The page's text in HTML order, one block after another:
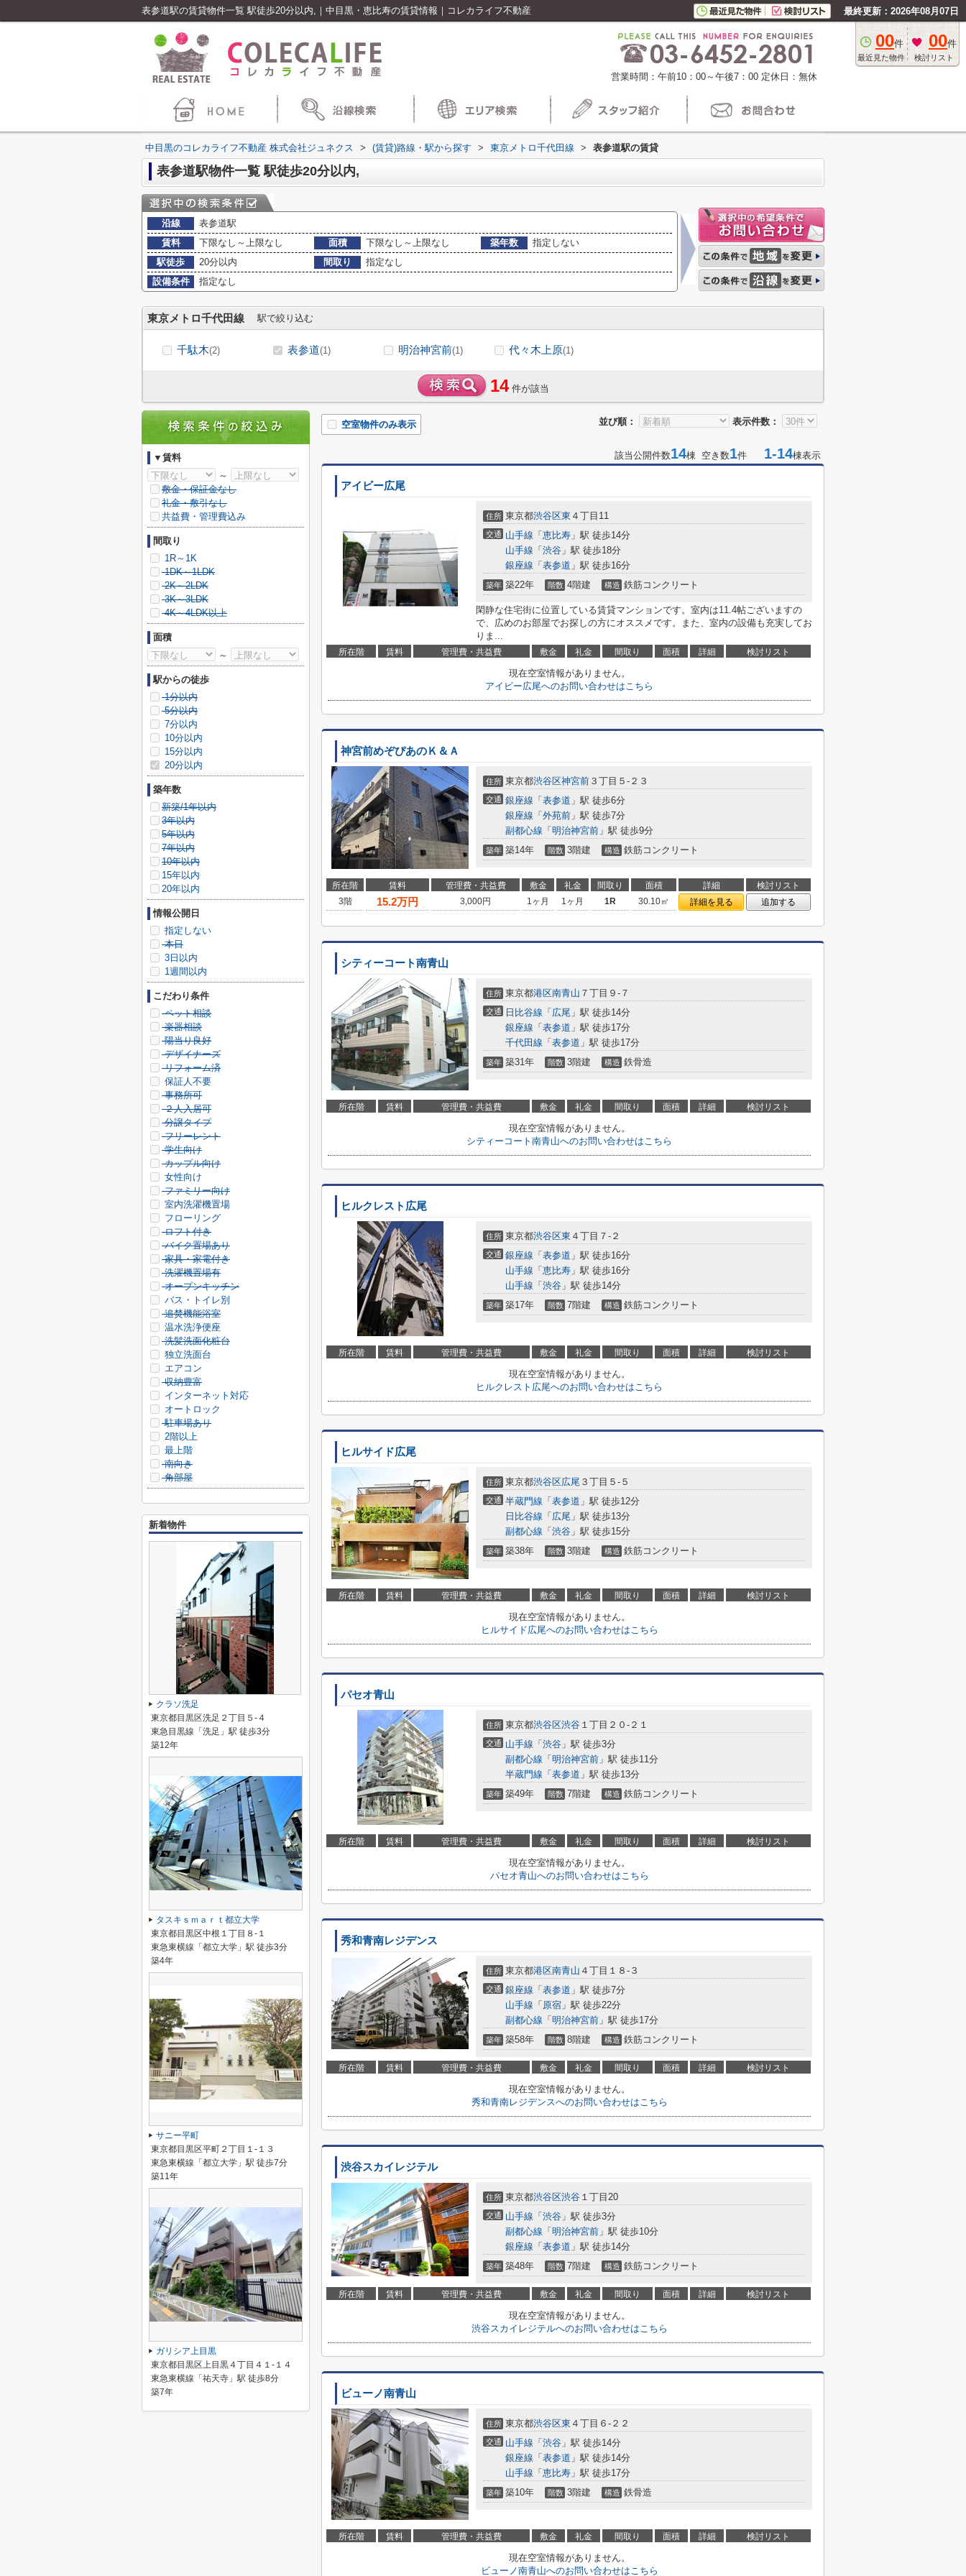
表参道駅の賃貸物件一覧 駅徒歩20分以内,｜中目黒・恵比寿の賃貸情報｜コレカライフ不動産 最終更新：2026年08月07日
00件
最近見た物件
00件
検討リスト
営業時間：午前10：00～午後7：00 定休日：無休
中目黒のコレカライフ不動産 株式会社ジュネクス > (賃貸)路線・駅から探す > 東京メトロ千代田線 > 表参道駅の賃貸
表参道駅物件一覧 駅徒歩20分以内,
沿線
表参道駅
賃料
下限なし～上限なし 面積 下限なし～上限なし 築年数
指定しない
駅徒歩
20分以内 間取り
指定なし
設備条件
指定なし
東京メトロ千代田線 駅で絞り込む
千駄木(2) 表参道(1) 明治神宮前(1) 代々木上原(1)
14 件が該当
並び順： 表示件数：
空室物件のみ表示
該当公開件数14棟 空き数1件 1-14棟表示
アイビー広尾
住所 東京都渋谷区東 ４丁目11
交通 山手線 「 恵比寿 」駅 徒歩14分
山手線 「 渋谷 」駅 徒歩18分
銀座線 「 表参道 」駅 徒歩16分
築年 築22年 階数 4階建 構造 鉄筋コンクリート
閑静な住宅街に位置している賃貸マンションです。室内は11.4帖ございますの
で、広めのお部屋でお探しの方にオススメです。また、室内の設備も充実してお
りま...
所在階 賃料 管理費・共益費 敷金 礼金 間取り 面積 詳細 検討リスト
現在空室情報がありません。
アイビー広尾へのお問い合わせはこちら
神宮前めぞぴあのＫ＆Ａ
住所 東京都渋谷区神宮前 ３丁目５-２３
交通 銀座線 「 表参道 」駅 徒歩6分
銀座線 「 外苑前 」駅 徒歩7分
副都心線 「 明治神宮前 」駅 徒歩9分
築年 築14年 階数 3階建 構造 鉄筋コンクリート
所在階 賃料 管理費・共益費 敷金 礼金 間取り 面積 詳細
検討リスト
3階
15.2万円 3,000円 1ヶ月 1ヶ月 1R 30.10㎡ 詳細を見る 追加する
シティーコート南青山
住所 東京都港区南青山 ７丁目９-７
交通 日比谷線 「 広尾 」駅 徒歩14分
銀座線 「 表参道 」駅 徒歩17分
千代田線 「 表参道 」駅 徒歩17分
築年 築31年 階数 3階建 構造 鉄骨造
所在階 賃料 管理費・共益費 敷金 礼金 間取り 面積 詳細 検討リスト
現在空室情報がありません。
シティーコート南青山へのお問い合わせはこちら
ヒルクレスト広尾
住所 東京都渋谷区東 ４丁目７-２
交通 銀座線 「 表参道 」駅 徒歩16分
山手線 「 恵比寿 」駅 徒歩16分
山手線 「 渋谷 」駅 徒歩14分
築年 築17年 階数 7階建 構造 鉄筋コンクリート
所在階 賃料 管理費・共益費 敷金 礼金 間取り 面積 詳細 検討リスト
現在空室情報がありません。
ヒルクレスト広尾へのお問い合わせはこちら
ヒルサイド広尾
住所 東京都渋谷区広尾 ３丁目５-５
交通 半蔵門線 「 表参道 」駅 徒歩12分
日比谷線 「 広尾 」駅 徒歩13分
副都心線 「 渋谷 」駅 徒歩15分
築年 築38年 階数 3階建 構造 鉄筋コンクリート
所在階 賃料 管理費・共益費 敷金 礼金 間取り 面積 詳細 検討リスト
現在空室情報がありません。
ヒルサイド広尾へのお問い合わせはこちら
パセオ青山
住所 東京都渋谷区渋谷 １丁目２０-２１
交通 山手線 「 渋谷 」駅 徒歩3分
副都心線 「 明治神宮前 」駅 徒歩11分
半蔵門線 「 表参道 」駅 徒歩13分
築年 築49年 階数 7階建 構造 鉄筋コンクリート
所在階 賃料 管理費・共益費 敷金 礼金 間取り 面積 詳細 検討リスト
現在空室情報がありません。
パセオ青山へのお問い合わせはこちら
秀和青南レジデンス
住所 東京都港区南青山 ４丁目１８-３
交通 銀座線 「 表参道 」駅 徒歩7分
山手線 「 原宿 」駅 徒歩22分
副都心線 「 明治神宮前 」駅 徒歩17分
築年 築58年 階数 8階建 構造 鉄筋コンクリート
所在階 賃料 管理費・共益費 敷金 礼金 間取り 面積 詳細 検討リスト
現在空室情報がありません。
秀和青南レジデンスへのお問い合わせはこちら
渋谷スカイレジテル
住所 東京都渋谷区渋谷 １丁目20
交通 山手線 「 渋谷 」駅 徒歩3分
副都心線 「 明治神宮前 」駅 徒歩10分
銀座線 「 表参道 」駅 徒歩14分
築年 築48年 階数 7階建 構造 鉄筋コンクリート
所在階 賃料 管理費・共益費 敷金 礼金 間取り 面積 詳細 検討リスト
現在空室情報がありません。
渋谷スカイレジテルへのお問い合わせはこちら
ビューノ南青山
住所 東京都渋谷区東 ４丁目６-２２
交通 山手線 「 渋谷 」駅 徒歩14分
銀座線 「 表参道 」駅 徒歩14分
山手線 「 恵比寿 」駅 徒歩17分
築年 築10年 階数 3階建 構造 鉄骨造
所在階 賃料 管理費・共益費 敷金 礼金 間取り 面積 詳細 検討リスト
現在空室情報がありません。
ビューノ南青山へのお問い合わせはこちら
▼賃料
～
敷金・保証金なし
礼金・敷引なし
共益費・管理費込み
間取り
1R～1K
1DK～1LDK
2K～2LDK
3K～3LDK
4K～4LDK以上
面積
～
駅からの徒歩
1分以内
5分以内
7分以内
10分以内
15分以内
20分以内
築年数
新築/1年以内
3年以内
5年以内
7年以内
10年以内
15年以内
20年以内
情報公開日
指定しない
本日
3日以内
1週間以内
こだわり条件
ペット相談
楽器相談
陽当り良好
デザイナーズ
リフォーム済
保証人不要
事務所可
２人入居可
分譲タイプ
フリーレント
学生向け
カップル向け
女性向け
ファミリー向け
室内洗濯機置場
フローリング
ロフト付き
バイク置場あり
家具・家電付き
洗濯機置場有
オープンキッチン
バス・トイレ別
追焚機能浴室
温水洗浄便座
洗髪洗面化粧台
独立洗面台
エアコン
収納豊富
インターネット対応
オートロック
駐車場あり
2階以上
最上階
南向き
角部屋
新着物件
クラソ洗足
東京都目黒区洗足２丁目５-４
東急目黒線「洗足」駅 徒歩3分
築12年
タスキｓｍａｒｔ都立大学
東京都目黒区中根１丁目８-１
東急東横線「都立大学」駅 徒歩3分
築4年
サニー平町
東京都目黒区平町２丁目１-１３
東急東横線「都立大学」駅 徒歩7分
築11年
ガリシア上目黒
東京都目黒区上目黒４丁目４１-１４
東急東横線「祐天寺」駅 徒歩8分
築7年